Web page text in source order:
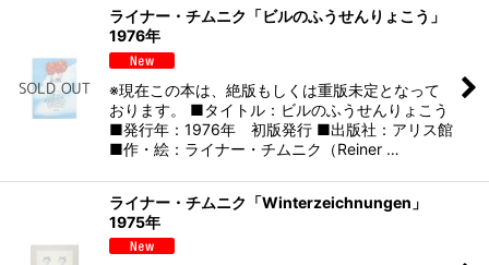
ライナー・チムニク「ビルのふうせんりょこう」
1976年
※現在この本は、絶版もしくは重版未定となって
おります。 ■タイトル：ビルのふうせんりょこう
■発行年：1976年 初版発行 ■出版社：アリス館
■作・絵：ライナー・チムニク（Reiner …
ライナー・チムニク「Winterzeichnungen」
1975年